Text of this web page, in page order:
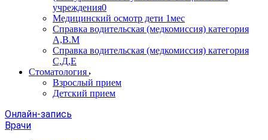
учреждения0
Медицинский осмотр дети 1мес
Справка водительская (медкомиссия) категория
А,В.М
Справка водительская (медкомиссия) категория
С,Д,Е
Стоматология
Взрослый прием
Детский прием
Онлайн-запись
Врачи